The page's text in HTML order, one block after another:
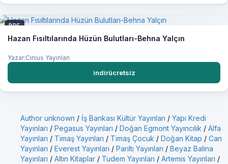
PDF
Hazan Fısıltılarında Hüzün Bulutları-Behna Yalçın
Yazar:Cinius Yayınları
indirücretsiz
Author unknown / İş Bankası Kültür Yayınları / Yapı Kredi
Yayınları / Pegasus Yayınları / Doğan Egmont Yayıncılık / Alfa
Yayınları / Timaş Yayınları / Timaş Çocuk / Doğan Kitap / Can
Yayınları / Everest Yayınları / Parıltı Yayınları / Beyaz Balina
Yayınları / Altın Kitaplar / Tudem Yayınları / Artemis Yayınları /